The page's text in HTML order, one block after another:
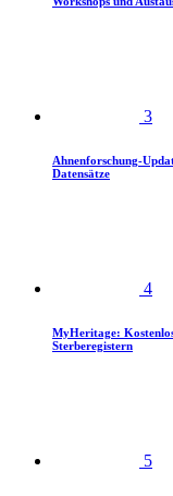
3
Ahnenforschung-
Datensätze
4
MyHeritage:
Sterberegistern
5